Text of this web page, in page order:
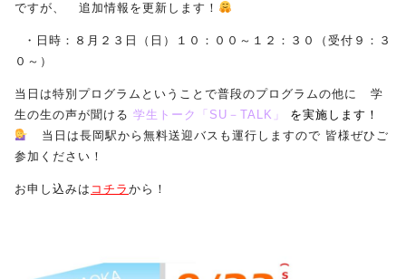
受験生の方へ
ですが、 追加情報を更新します！
・日時：８月２３日（日）１０：００～１２：３０（受付９：３
０～）
当日は特別プログラムということで普段のプログラムの他に 学
生の生の声が聞ける 学生トーク「SU－TALK」
を実施します！
当日は長岡駅から無料送迎バスも運行しますので 皆様ぜひご
参加ください！
お申し込みは コチラ から！